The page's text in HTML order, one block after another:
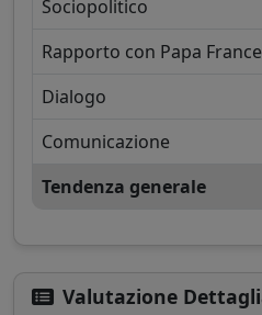
Sociopolitico
Rapporto con Papa
Dialogo
Comunicazione
Tendenza generale
Valutazione